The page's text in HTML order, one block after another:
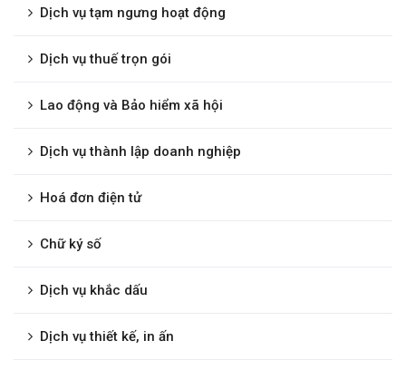
Dịch vụ tạm ngưng hoạt động
Dịch vụ thuế trọn gói
Lao động và Bảo hiểm xã hội
Dịch vụ thành lập doanh nghiệp
Hoá đơn điện tử
Chữ ký số
Dịch vụ khắc dấu
Dịch vụ thiết kế, in ấn